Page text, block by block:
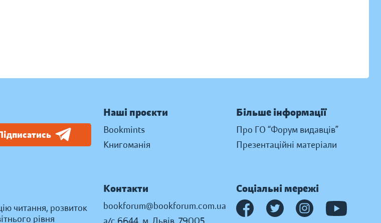
читання, розвиток
рівня
Наші проєкти
Bookmints
Книгоманія
Більше інформації
Про ГО “Форум видавців”
Презентаційні матеріали
Контакти
bookforum@bookforum.com.ua
Соціальні мережі